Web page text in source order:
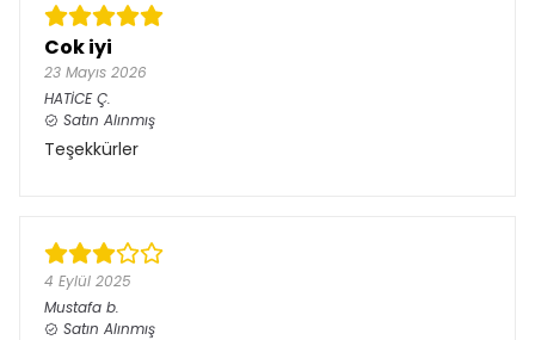
Cok iyi
23 Mayıs 2026
HATİCE Ç.
Satın Alınmış
Teşekkürler
4 Eylül 2025
Mustafa b.
Satın Alınmış